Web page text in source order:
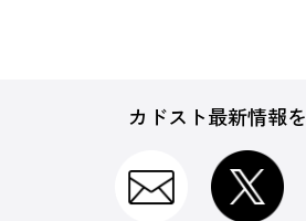
カドスト最新情報